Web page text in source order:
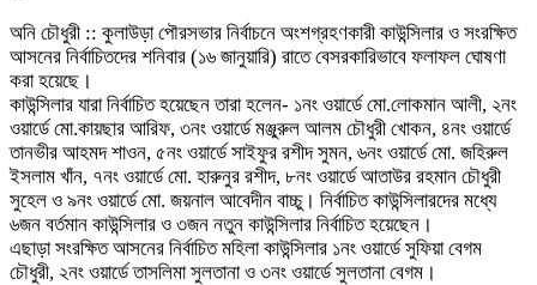
অনি চৌধুরী :: কুলাউড়া পৌরসভার নির্বাচনে অংশগ্রহণকারী কাউন্সিলার ও সংরক্ষিত
আসনের নির্বাচিতদের শনিবার (১৬ জানুয়ারি) রাতে বেসরকারিভাবে ফলাফল ঘোষণা
করা হয়েছে।
কাউন্সিলার যারা নির্বাচিত হয়েছেন তারা হলেন- ১নং ওয়ার্ডে মো.লোকমান আলী, ২নং
ওয়ার্ডে মো.কায়ছার আরিফ, ৩নং ওয়ার্ডে মঞ্জুরুল আলম চৌধুরী খোকন, ৪নং ওয়ার্ডে
তানভীর আহমদ শাওন, ৫নং ওয়ার্ডে সাইফুর রশীদ সুমন, ৬নং ওয়ার্ডে মো. জহিরুল
ইসলাম খাঁন, ৭নং ওয়ার্ডে মো. হারুনুর রশীদ, ৮নং ওয়ার্ডে আতাউর রহমান চৌধুরী
সুহেল ও ৯নং ওয়ার্ডে মো. জয়নাল আবেদীন বাচ্চু। নির্বাচিত কাউন্সিলারদের মধ্যে
৬জন বর্তমান কাউন্সিলার ও ৩জন নতুন কাউন্সিলার নির্বাচিত হয়েছেন।
এছাড়া সংরক্ষিত আসনের নির্বাচিত মহিলা কাউন্সিলার ১নং ওয়ার্ডে সুফিয়া বেগম
চৌধুরী, ২নং ওয়ার্ডে তাসলিমা সুলতানা ও ৩নং ওয়ার্ডে সুলতানা বেগম।